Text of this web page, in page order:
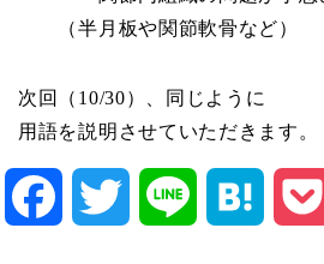
（半月板や関節軟骨など）
次回（10/30）、同じように
用語を説明させていただきます。
Facebook Twitter Line Hatena